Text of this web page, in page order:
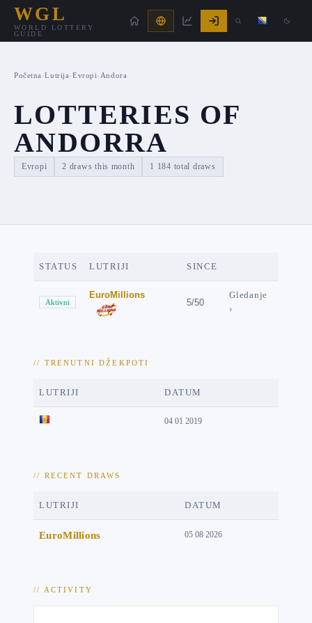
WGL
WORLD LOTTERY
GUIDE
Početna ›Lutrija›Evropi› Andora
LOTTERIES OF
ANDORRA
Evropi 2 draws this month 1 184 total draws
STATUS LUTRIJI SINCE
Aktivni
EuroMillions
5/50
Gledanje
›
// TRENUTNI DŽEKPOTI
LUTRIJI DATUM
04 01 2019
// RECENT DRAWS
LUTRIJI DATUM
EuroMillions 05 08 2026
// ACTIVITY